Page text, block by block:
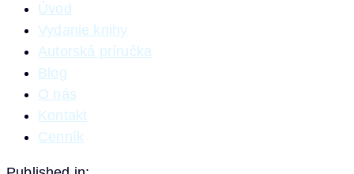
Úvod
Vydanie knihy
Autorská príručka
Blog
O nás
Kontakt
Cenník